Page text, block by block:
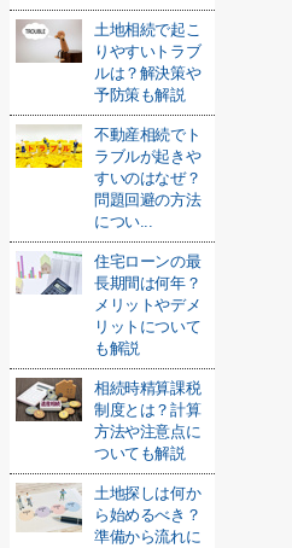
土地相続で起こ
りやすいトラブ
ルは？解決策や
予防策も解説
不動産相続でト
ラブルが起きや
すいのはなぜ？
問題回避の方法
につい...
住宅ローンの最
長期間は何年？
メリットやデメ
リットについて
も解説
相続時精算課税
制度とは？計算
方法や注意点に
ついても解説
土地探しは何か
ら始めるべき？
準備から流れに